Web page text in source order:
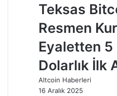
Teksas
Resmen
Eyaletten 5
Dolarlık İlk
Altcoin Haberleri
16 Aralık 2025